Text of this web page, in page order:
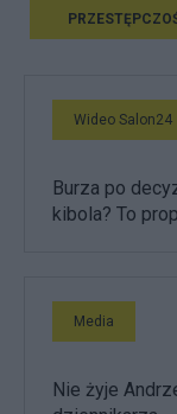
Wideo Salon24
Burza po
kibola? To
Media
Nie żyje